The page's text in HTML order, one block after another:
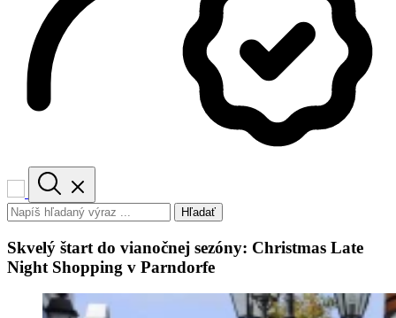
Hľadať
Skvelý štart do vianočnej sezóny: Christmas Late
Night Shopping v Parndorfe